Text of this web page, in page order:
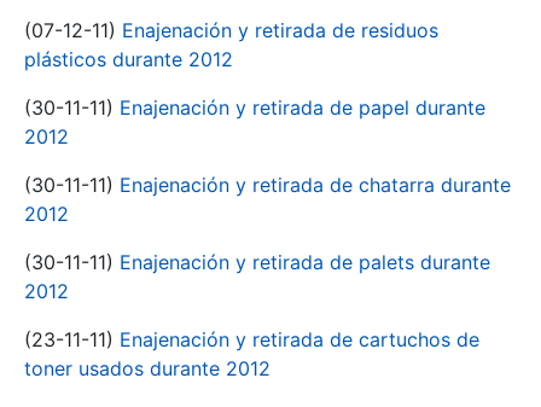
(07-12-11) Enajenación y retirada de residuos
plásticos durante 2012
(30-11-11) Enajenación y retirada de papel durante
2012
(30-11-11) Enajenación y retirada de chatarra durante
2012
(30-11-11) Enajenación y retirada de palets durante
2012
(23-11-11) Enajenación y retirada de cartuchos de
toner usados durante 2012